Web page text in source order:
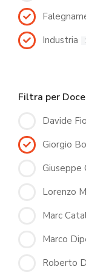
Industria
Filtra per
Davide
Giorgio
Giuseppe
Lorenzo
Marc
Marco
Roberto